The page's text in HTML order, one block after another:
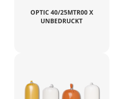
OPTIC 40/25MTR00 X
UNBEDRUCKT